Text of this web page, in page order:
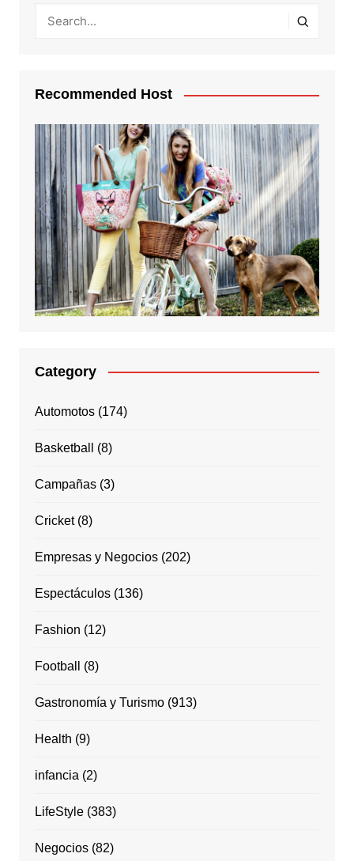
Recommended Host
Category
Automotos(174)
Basketball (8)
Campañas(3)
Cricket(8)
Empresas y Negocios(202)
Espectáculos(136)
Fashion (12)
Football (8)
Gastronomía y Turismo(913)
Health (9)
infancia (2)
LifeStyle(383)
Negocios(82)